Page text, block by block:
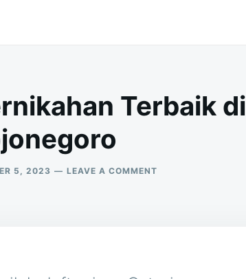
Terbaik di
5, 2023 LEAVE A COMMENTON